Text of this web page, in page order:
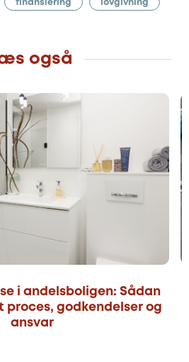
finansiering lovgivning
også
i andelsboligen: Sådan
proces, godkendelser og
ansvar